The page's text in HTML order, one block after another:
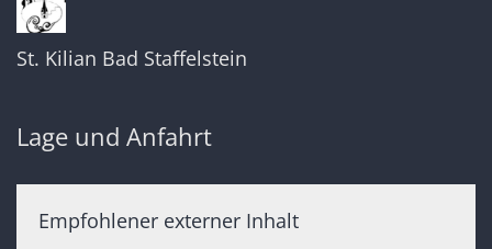
St. Kilian Bad Staffelstein
Lage und Anfahrt
Empfohlener externer Inhalt